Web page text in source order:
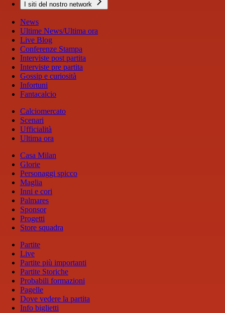
I siti del nostro network
News
Ultime News/Ultima ora
Live Blog
Conferenze Stampa
Interviste post partita
Interviste pre partita
Gossip e curiosità
Infortuni
Fantacalcio
Calciomercato
Scenari
Ufficialità
Ultima ora
Casa Milan
Glorie
Personaggi spicco
Maglia
Inni e cori
Palmares
Sponsor
Progetti
Store squadra
Partite
Live
Partite più importanti
Partite Storiche
Probabili formazioni
Pagelle
Dove vedere la partita
Info biglietti